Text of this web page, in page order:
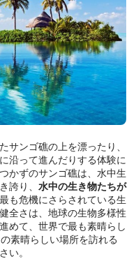
サンゴ礁の上を漂ったり、
沿って進んだりする体験に
かずのサンゴ礁は、水中生
誇り、 水中の生き物たちが
も危機にさらされている生
全さは、地球の生物多様性
めて、世界で最も素晴らし
素晴らしい場所を訪れる
い。